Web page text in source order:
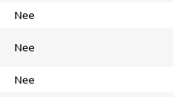
Nee
Nee
Nee